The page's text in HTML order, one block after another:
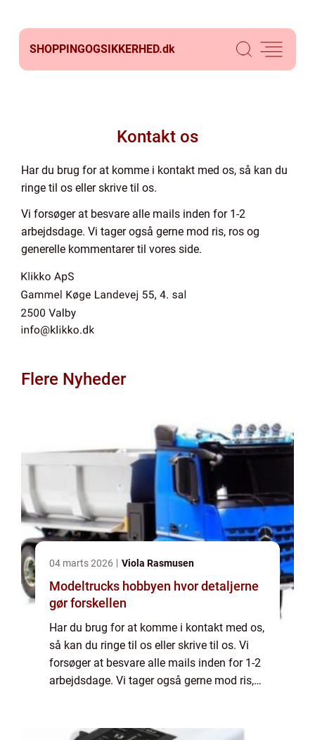
SHOPPINGOGSIKKERHED.dk
Kontakt os
Har du brug for at komme i kontakt med os, så kan du
ringe til os eller skrive til os.
Vi forsøger at besvare alle mails inden for 1-2
arbejdsdage. Vi tager også gerne mod ris, ros og
generelle kommentarer til vores side.
Flere Nyheder
04 marts 2026 Viola Rasmusen
Modeltrucks hobbyen hvor detaljerne
gør forskellen
Har du brug for at komme i kontakt med os,
så kan du ringe til os eller skrive til os. Vi
forsøger at besvare alle mails inden for 1-2
arbejdsdage. Vi tager også gerne mod ris,